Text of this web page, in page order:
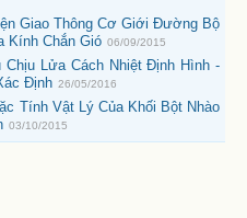
Giao Thông Cơ Giới Đường Bộ
Kính Chắn Gió 06/09/2015
Chịu Lửa Cách Nhiệt Định Hình -
Định 26/05/2016
Tính Vật Lý Của Khối Bột Nhào
03/10/2015